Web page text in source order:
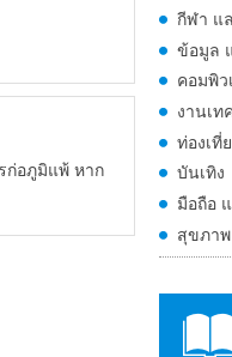
ก่อภูมิแพ้ หาก
กีฬา แ
ข้อมูล
คอมพิว
งานเท
ท่องเที่
บันเทิง
มือถือ
สุขภา